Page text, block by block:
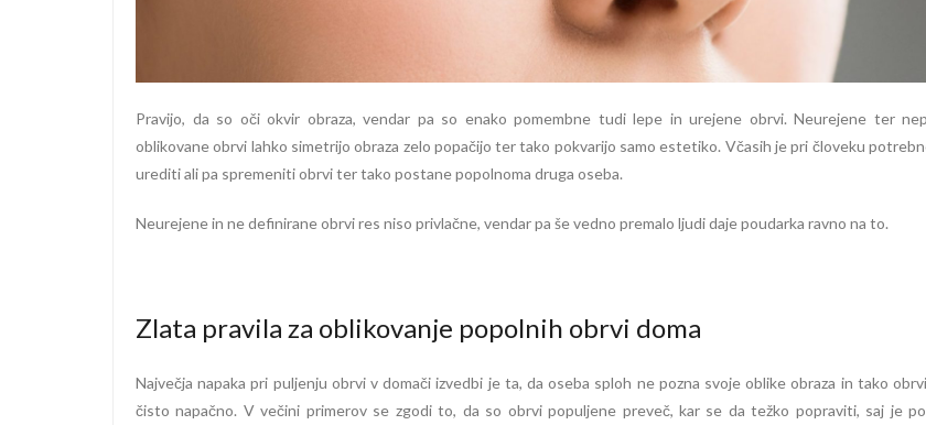
Pravijo, da so oči okvir obraza, vendar pa so enako pomembne tudi lepe in urejene obrvi. Neurejene ter
oblikovane obrvi lahko simetrijo obraza zelo popačijo ter tako pokvarijo samo estetiko. Včasih je pri človeku
urediti ali pa spremeniti obrvi ter tako postane popolnoma druga oseba.
Neurejene in ne definirane obrvi res niso privlačne, vendar pa še vedno premalo ljudi daje poudarka ravno na to.
Zlata pravila za oblikovanje popolnih obrvi doma
Največja napaka pri puljenju obrvi v domači izvedbi je ta, da oseba sploh ne pozna svoje oblike obraza in tako
čisto napačno. V večini primerov se zgodi to, da so obrvi populjene preveč, kar se da težko popraviti, saj je